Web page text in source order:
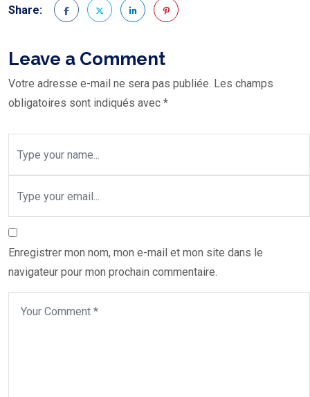
Share:
Leave a Comment
Votre adresse e-mail ne sera pas publiée. Les champs
obligatoires sont indiqués avec *
Enregistrer mon nom, mon e-mail et mon site dans le
navigateur pour mon prochain commentaire.